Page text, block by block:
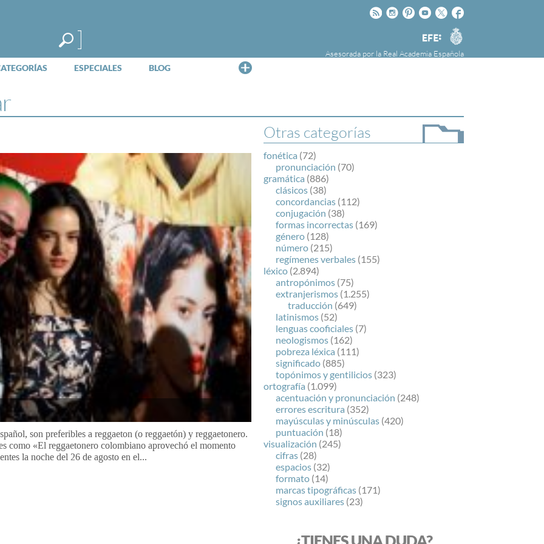
Facebook
Twitter
Youtube
Pinteres
Instagram
Rss
Agencia
EFE
Asesorada por la Real Academia Española
ESPECIALES BLOG
la Agencia Efe y la Real Academia Española,
cuyo objetivo es colaborar con el buen uso del
español en los medios de comunicación y en
Internet.
Otras categorías
fonética (72)
pronunciación (70)
gramática (886)
clásicos (38)
concordancias (112)
conjugación (38)
formas incorrectas (169)
género (128)
número (215)
regímenes verbales (155)
léxico (2.894)
antropónimos (75)
extranjerismos (1.255)
traducción (649)
latinismos (52)
lenguas cooficiales (7)
neologismos (162)
pobreza léxica (111)
significado (885)
topónimos y gentilicios (323)
ortografía (1.099)
acentuación y pronunciación (248)
errores escritura (352)
mayúsculas y minúsculas (420)
puntuación (18)
visualización (245)
cifras (28)
espacios (32)
formato (14)
marcas tipográficas (171)
signos auxiliares (23)
son preferibles a reggaeton (o reggaetón) y reggaetonero.
como «El reggaetonero colombiano aprovechó el momento
la noche del 26 de agosto en el...
¿TIENES UNA DUDA?